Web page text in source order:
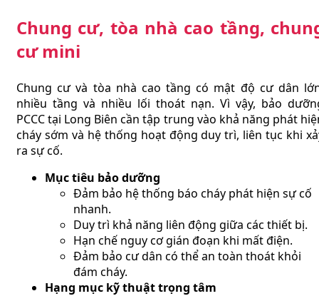
Chung cư, tòa nhà cao tầng,
cư mini
Chung cư và tòa nhà cao tầng có mật độ cư dân
nhiều tầng và nhiều lối thoát nạn. Vì vậy, bảo
PCCC tại Long Biên cần tập trung vào khả năng phát
cháy sớm và hệ thống hoạt động duy trì, liên tục khi
ra sự cố.
Mục tiêu bảo dưỡng
Đảm bảo hệ thống báo cháy phát hiện sự cố
nhanh.
Duy trì khả năng liên động giữa các thiết bị.
Hạn chế nguy cơ gián đoạn khi mất điện.
Đảm bảo cư dân có thể an toàn thoát khỏi
đám cháy.
Hạng mục kỹ thuật trọng tâm